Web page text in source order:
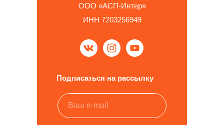
ООО «АСП-Интер»
ИНН 7203256949
Подписаться на рассылку